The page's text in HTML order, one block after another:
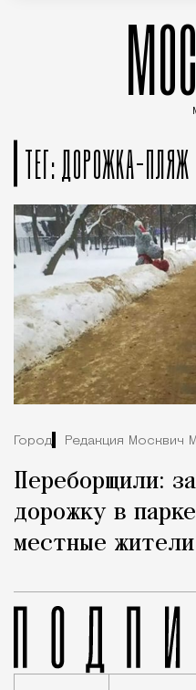
ТЕГ: ДОРОЖКА-ПЛЯЖ
Город Редакция Москвич
Переборщили:
дорожку в
местные